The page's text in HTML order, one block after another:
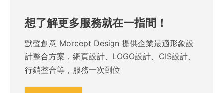
想了解更多服務就在一指間！
默聲創意 Morcept Design 提供企業最適形象設
計整合方案，網頁設計、LOGO設計、CIS設計、
行銷整合等，服務一次到位